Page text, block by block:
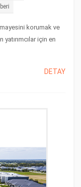
korumak ve
için en
DETAY